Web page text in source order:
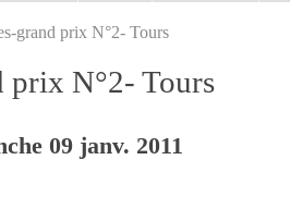
grand prix N°2- Tours
N°2- Tours
09 janv. 2011